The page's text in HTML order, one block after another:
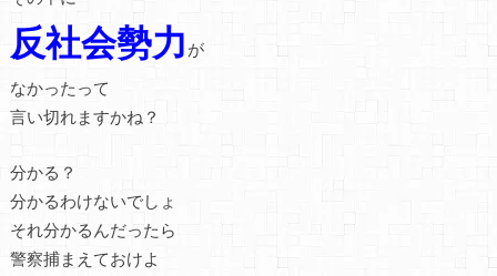
反社会勢力 が
なかったって
言い切れますかね？
分かる？
分かるわけないでしょ
それ分かるんだったら
警察捕まえておけよ